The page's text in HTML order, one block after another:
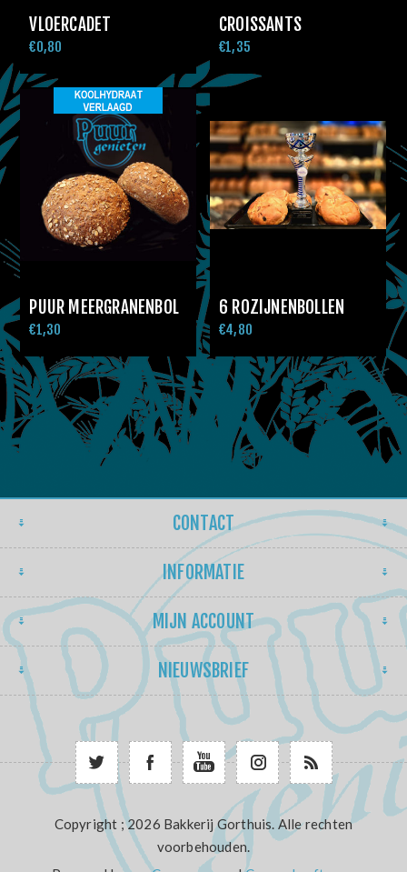
VLOERCADET
€0,80
CROISSANTS
€1,35
PUUR MEERGRANENBOL
€1,30
6 ROZIJNENBOLLEN
€4,80
CONTACT
INFORMATIE
MIJN ACCOUNT
NIEUWSBRIEF
Copyright ; 2026 Bakkerij Gorthuis. Alle rechten
voorbehouden.